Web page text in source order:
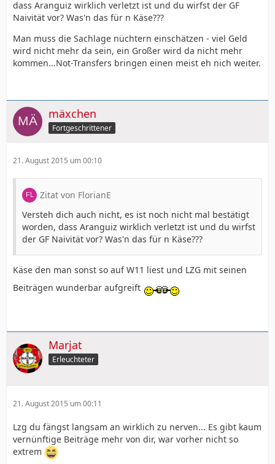
dass Aranguiz wirklich verletzt ist und du wirfst der GF
Naivität vor? Was'n das für n Käse???
Man muss die Sachlage nüchtern einschätzen - viel Geld
wird nicht mehr da sein, ein Großer wird da nicht mehr
kommen...Not-Transfers bringen einen meist eh nich weiter.
mäxchen
Fortgeschrittener
21. August 2015 um 00:10
Zitat von FlorianE
Versteh dich auch nicht, es ist noch nicht mal bestätigt
worden, dass Aranguiz wirklich verletzt ist und du wirfst
der GF Naivität vor? Was'n das für n Käse???
Käse den man sonst so auf W11 liest und LZG mit seinen
Beiträgen wunderbar aufgreift
Marjat
Erleuchteter
21. August 2015 um 00:11
Lzg du fängst langsam an wirklich zu nerven... Es gibt kaum
vernünftige Beiträge mehr von dir, war vorher nicht so
extrem